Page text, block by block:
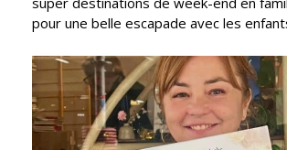
pour une belle escapade avec les